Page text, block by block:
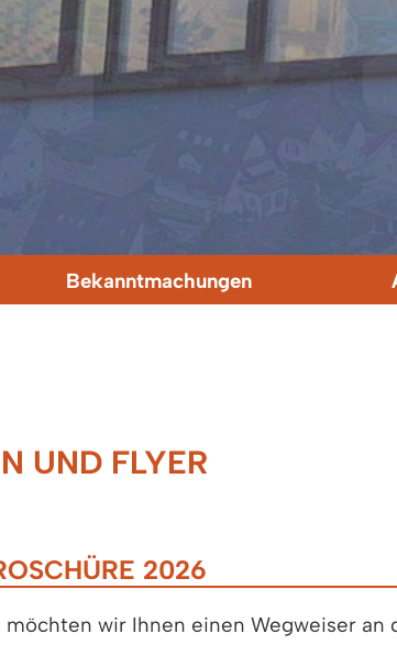
Bekanntmachungen
UND FLYER
2026
wir Ihnen einen Wegweiser an